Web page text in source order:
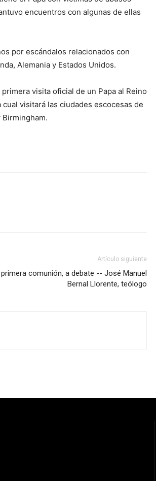
encuentros con algunas de ellas
por escándalos relacionados con
Alemania y Estados Unidos.
visita oficial de un Papa al Reino
visitará las ciudades escocesas de
Birmingham.
Artículo siguiente
comunión, a debate -- José Manuel
Bernal Llorente, teólogo